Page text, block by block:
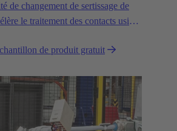
de changement de sertissage de
le traitement des contacts usinés
de produit gratuit